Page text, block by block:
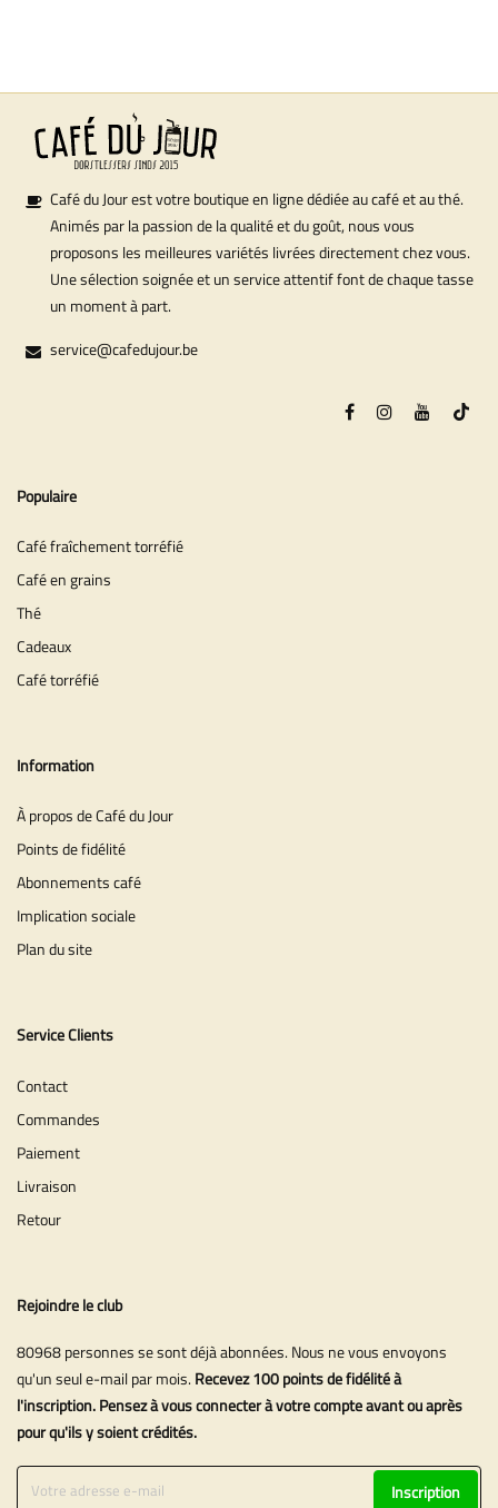
Café du Jour est votre boutique en ligne dédiée au café et au thé.
Animés par la passion de la qualité et du goût, nous vous
proposons les meilleures variétés livrées directement chez vous.
Une sélection soignée et un service attentif font de chaque tasse
un moment à part.
service@cafedujour.be
Populaire
Café fraîchement torréfié
Café en grains
Thé
Cadeaux
Café torréfié
Information
À propos de Café du Jour
Points de fidélité
Abonnements café
Implication sociale
Plan du site
Service Clients
Contact
Commandes
Paiement
Livraison
Retour
Rejoindre le club
80968 personnes se sont déjà abonnées. Nous ne vous envoyons
qu'un seul e-mail par mois. Recevez 100 points de fidélité à
l'inscription. Pensez à vous connecter à votre compte avant ou après
pour qu'ils y soient crédités.
Inscription